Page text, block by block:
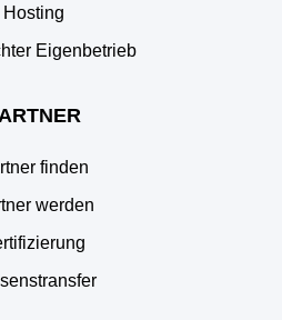
Hosting
Eigenbetrieb
finden
werden